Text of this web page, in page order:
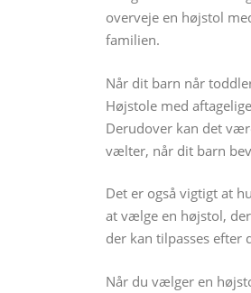
overveje en højstol
familien.
Når dit barn når
Højstole med
Derudover kan det
vælter, når dit barn
Det er også vigtigt at
at vælge en højstol,
der kan tilpasses
Når du vælger en